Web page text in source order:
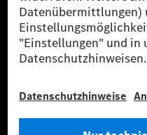
* Die angegebenen Werte wurden
Messverfahren WLTP (Worldwide
Procedure) ermittelt. Die
den europäischen Markt. Der
eines Pkw sind nicht nur von der
bzw. des Energieträgers durch
** Der Stromverbrauch wurde auf
Fahrzeugkonfiguration.